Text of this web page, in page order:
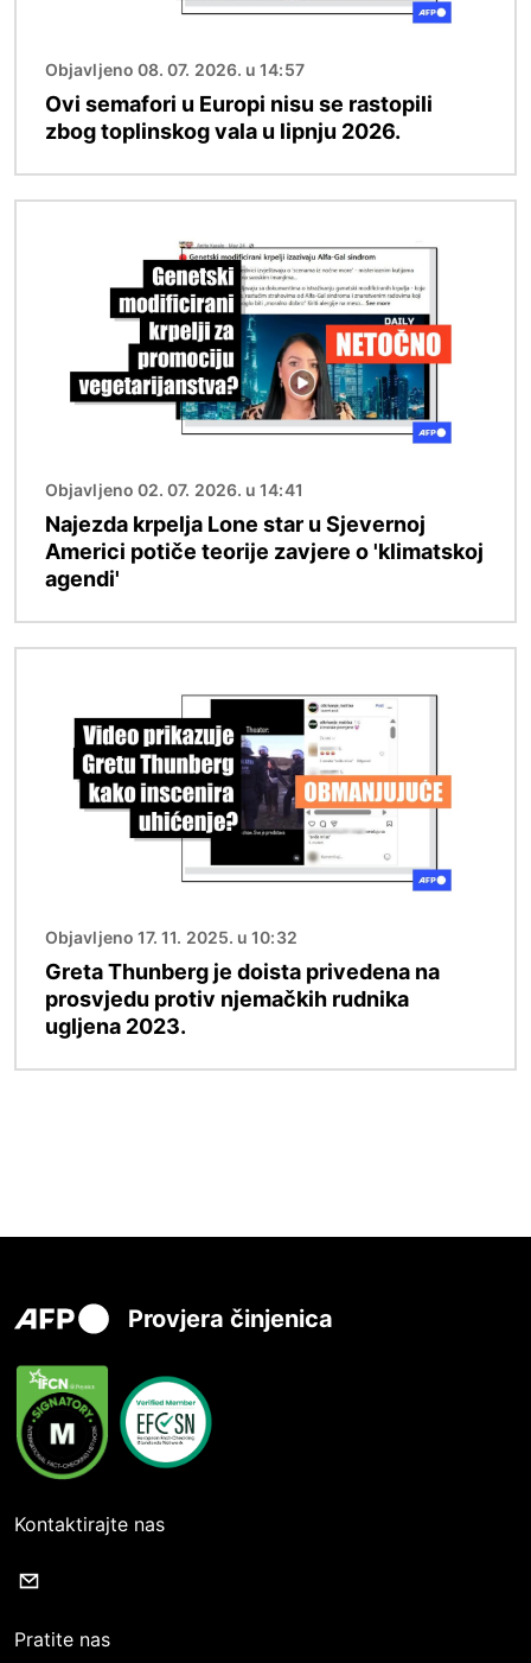
Objavljeno 08. 07. 2026. u 14:57
Ovi semafori u Europi nisu se rastopili
zbog toplinskog vala u lipnju 2026.
Objavljeno 02. 07. 2026. u 14:41
Najezda krpelja Lone star u Sjevernoj
Americi potiče teorije zavjere o 'klimatskoj
agendi'
Objavljeno 17. 11. 2025. u 10:32
Greta Thunberg je doista privedena na
prosvjedu protiv njemačkih rudnika
ugljena 2023.
Provjera činjenica
Kontaktirajte nas
Pratite nas